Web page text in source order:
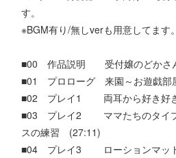
す。
※BGM有り/無しverも用意してます。
■00 作品説明 受付嬢のどかさ
■01 プロローグ 来園～お遊戯部
■02 プレイ1 両耳から好き好き
■03 プレイ2 ママたちのタイプ
スの練習 (27:11)
■04 プレイ3 ローションマット